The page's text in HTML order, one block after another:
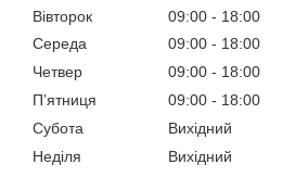
Вівторок
09:00
18:00
Середа
09:00
18:00
Четвер
09:00
18:00
Пʼятниця
09:00
18:00
Субота
Вихідний
Неділя
Вихідний